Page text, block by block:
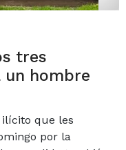
tres
un hombre
ilícito que les
por la